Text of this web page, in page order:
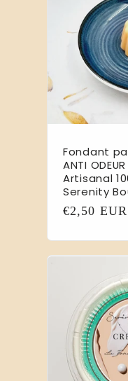
Fondant
ANTI
Artisanal
Serenity
Prix
€2,50 EUR